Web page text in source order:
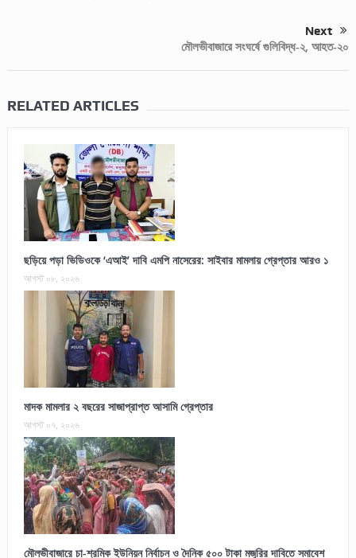
Next
মৌলভীবাজারে সংঘর্ষে গুলিবিদ্ধ-২, আহত-২০
RELATED ARTICLES
ছড়িয়ে পড়া ভিডিওকে ‘এআই’ দাবি এমপি নাসেরের: সাইবার মামলায় গ্রেপ্তার আরও ১
আগস্ট ০৮, ২০২৬
মাদক মামলার ২ বছরের সাজাপ্রাপ্ত আসামি গ্রেপ্তার
আগস্ট ০৭, ২০২৬
মৌলভীবাজারে চা-শ্রমিক ইউনিয়ন নির্বাচন ও দৈনিক ৫০০ টাকা মজুরির দাবিতে সমাবেশ